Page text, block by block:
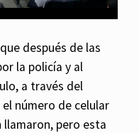
después de las
la policía y al
a través del
número de celular
llamaron, pero esta